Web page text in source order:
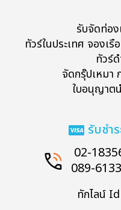
รับจัดท่อง
ทัวร์ในประเทศ จองเรื
ทัวร์
จัดกรุ๊ปเหม
ใบอนุญาต
รับชำ
02-
089-
ทักไลน์